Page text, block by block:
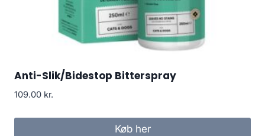
Anti-Slik/Bidestop Bitterspray
109.00 kr.
Køb her